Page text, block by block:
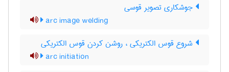
جوشکاری تصویر قوسی
arc image welding
شروع قوس الکتریکی ، روشن کردن قوس الکتریکی
arc initiation